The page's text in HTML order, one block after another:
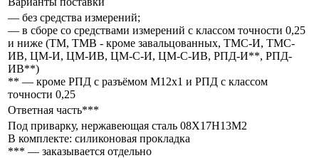
— без средства измерений;
— в сборе со средствами измерений с классом точности 0,25
и ниже (ТМ, ТМВ - кроме завальцованных, ТМС-И, ТМС-
ИВ, ЦМ-И, ЦМ-ИВ, ЦМ-С-И, ЦМ-С-ИВ, РПД-И**, РПД-
ИВ**)
** — кроме РПД с разъёмом М12х1 и РПД с классом
точности 0,25
Ответная часть***
Под приварку, нержавеющая сталь 08Х17Н13М2
В комплекте: силиконовая прокладка
*** — заказывается отдельно